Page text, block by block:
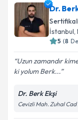
Dr.
İstanbul,
5 (8
Uzun zamandır
ki yolum Berk...
Dr. Berk Ekşi
Cevizli Mah. Zuhal